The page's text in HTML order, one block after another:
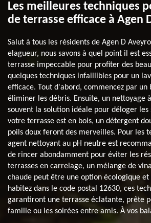
Les meilleures techniques
de terrasse efficace à Agen
Salut à tous les résidents de Agen D
elagueur, nous savons à quel point il est
terrasse impeccable pour profiter des
quelques techniques infaillibles pour un
efficace. Tout d'abord, commencez par un
éliminer les débris. Ensuite, un nettoyage
souvent la solution idéale pour déloger les
votre terrasse est en bois, un détergent
poils doux feront des merveilles. Pour les
agent nettoyant au pH neutre est
de rincer abondamment pour éviter les
terrasses en carrelage, un mélange de
chaude peut être une option écologique et
habitez dans le code postal 12630, ces
garantiront une terrasse éclatante, prête
famille ou les soirées entre amis. À vos